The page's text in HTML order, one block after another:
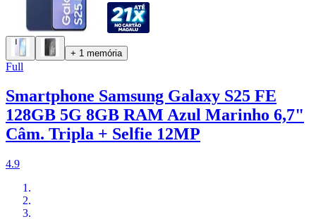
+ 1 memória
Full
Smartphone Samsung Galaxy S25 FE
128GB 5G 8GB RAM Azul Marinho 6,7"
Câm. Tripla + Selfie 12MP
4.9